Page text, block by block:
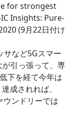
for strongest
Insights: Pure-
(9月22日付け
など5Gスマー
が引っ張って、専
下を経て今年は
成されれば、
ウンドリーでは